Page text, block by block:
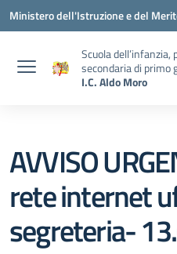
Vai ai contenuti
Vai al menu di navigazione
Vai al footer
Ministero dell'Istruzione e del
Scuola dell’infanzia,
secondaria di primo
I.C. Aldo Moro
AVVISO
rete internet
segreteria-